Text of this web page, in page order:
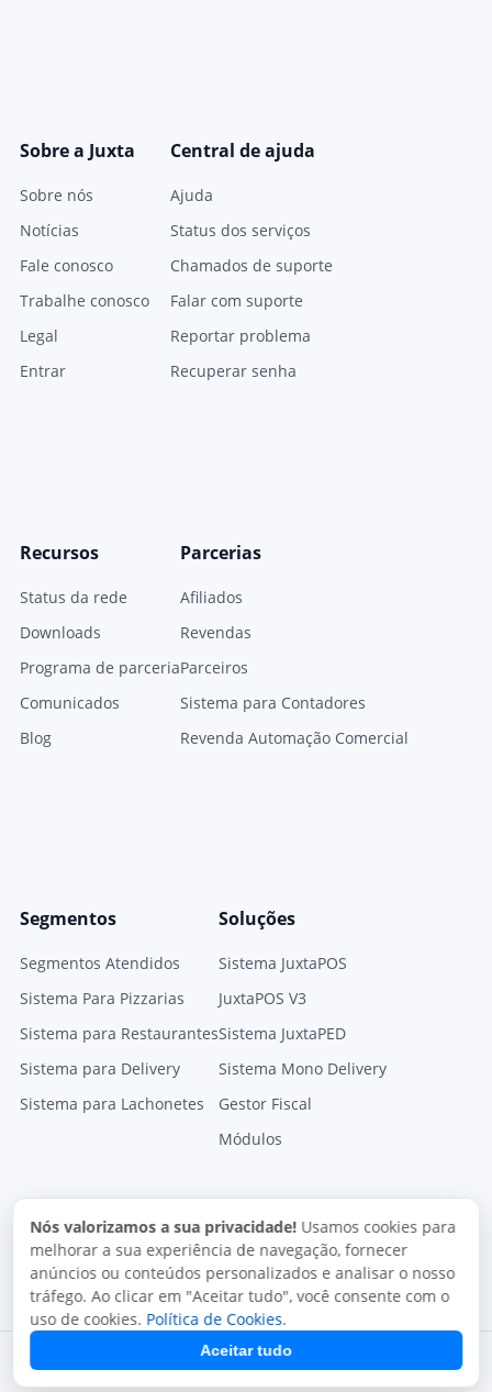
Sobre a Juxta
Sobre nós
Notícias
Fale conosco
Trabalhe conosco
Legal
Entrar
Central de ajuda
Ajuda
Status dos serviços
Chamados de suporte
Falar com suporte
Reportar problema
Recuperar senha
Recursos
Status da rede
Downloads
Programa de parceria
Comunicados
Blog
Parcerias
Afiliados
Revendas
Parceiros
Sistema para Contadores
Revenda Automação Comercial
Segmentos
Segmentos Atendidos
Sistema Para Pizzarias
Sistema para Restaurantes
Sistema para Delivery
Sistema para Lachonetes
Soluções
Sistema JuxtaPOS
JuxtaPOS V3
Sistema JuxtaPED
Sistema Mono Delivery
Gestor Fiscal
Módulos
Nós valorizamos a sua privacidade! Usamos cookies para
melhorar a sua experiência de navegação, fornecer
anúncios ou conteúdos personalizados e analisar o nosso
tráfego. Ao clicar em "Aceitar tudo", você consente com o
uso de cookies. Política de Cookies.
Aceitar tudo